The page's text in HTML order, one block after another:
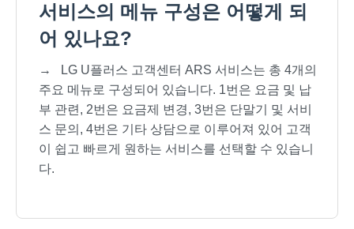
서비스의 메뉴 구성은 어떻게 되
어 있나요?
→
LG U플러스 고객센터 ARS 서비스는 총 4개의
주요 메뉴로 구성되어 있습니다. 1번은 요금 및 납
부 관련, 2번은 요금제 변경, 3번은 단말기 및 서비
스 문의, 4번은 기타 상담으로 이루어져 있어 고객
이 쉽고 빠르게 원하는 서비스를 선택할 수 있습니
다.